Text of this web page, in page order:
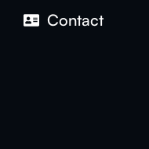
Contact